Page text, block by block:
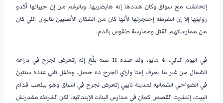
إتخانقت مع سواق وكان هددها إنه هايضربها. وبالرغم من إن جيرانها أكدو
روايتها إلا إن الشرطه إحتجزتها لأنها كان من السُكان الأصليين لتايوان اللي كان
من ممارساتهم القتل وممارسة طقوس بالدم.
في اليوم التالي، 4 مايو، ولد عنده 11 سنه بلَّغ إنه إتعرض لجرح في دراعه
الشمال من غير ما يعرف إمتا وازاي الجرح ده حصل. وطفل تاني عنده سنتين
في الضواحي الشماليه لمدينة تايبي إتعرض لجرح في الساق وهو بيلعب قدام
البيت. إنتشرت القصص كمان في مدارس البنات الإبتدائيه، لكن الشرطه مقدرتش